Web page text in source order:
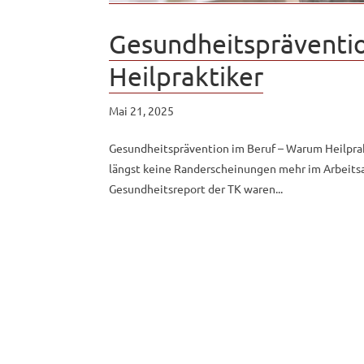
Heilpraktiker
Mai 21, 2025
Gesundheitsprävention im Beruf – Warum
längst keine Randerscheinungen mehr im
Gesundheitsreport der TK waren...